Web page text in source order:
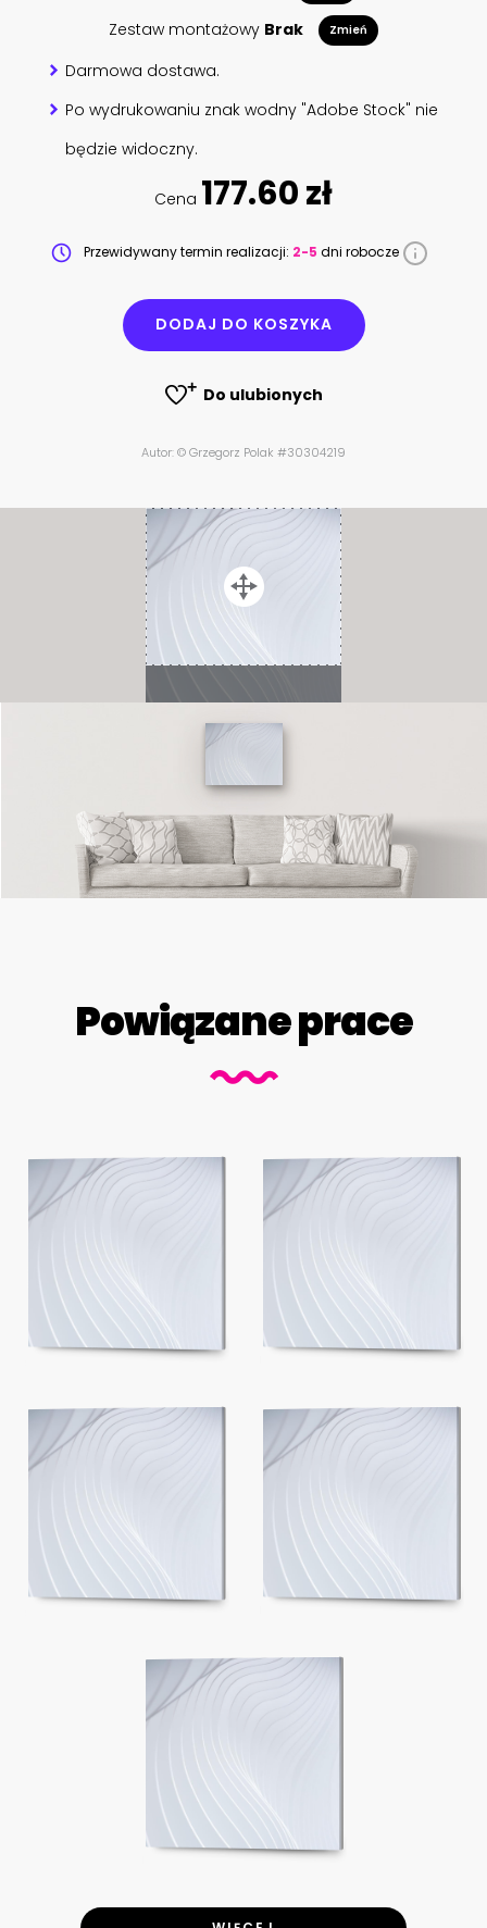
Zestaw montażowy Brak Zmień
Darmowa dostawa.
Po wydrukowaniu znak wodny "Adobe Stock" nie
będzie widoczny.
Cena 177.60 zł
Przewidywany termin realizacji: 2-5 dni robocze
DODAJ DO KOSZYKA
Do ulubionych
Autor: © Grzegorz Polak #30304219
Powiązane prace